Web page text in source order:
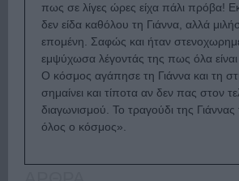
πως σε λίγες ώρες είχα πάλι πρόβα!
δεν είδα καθόλου τη Γιάννα, αλλά
επομένη. Σαφώς και ήταν
εμψύχωσα λέγοντάς της πως όλα
Ο κόσμος αγάπησε τη Γιάννα και τη
σημαίνει και τίποτα αν δεν πας στον
διαγωνισμού. Το τραγούδι της Γιάννας
όλος ο κόσμος».